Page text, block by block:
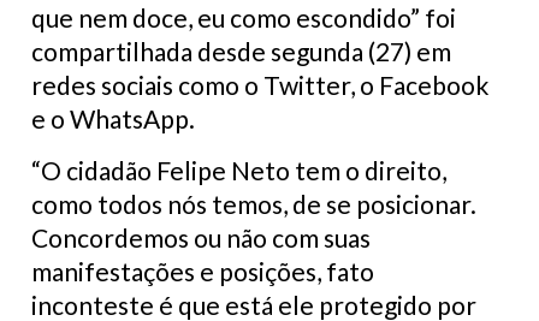
que nem doce, eu como escondido” foi
compartilhada desde segunda (27) em
redes sociais como o Twitter, o Facebook
e o WhatsApp.
“O cidadão Felipe Neto tem o direito,
como todos nós temos, de se posicionar.
Concordemos ou não com suas
manifestações e posições, fato
inconteste é que está ele protegido por